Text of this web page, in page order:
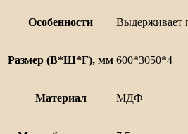
Особенности Выдерживает
Размер (В*Ш*Г), мм 600*3050*4
Материал МДФ